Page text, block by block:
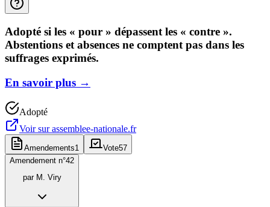
Adopté si les « pour » dépassent les « contre ».
Abstentions et absences ne comptent pas dans les
suffrages exprimés.
En savoir plus →
Adopté
Voir surassemblee-nationale.fr
Amendements1 Vote57
Amendement n°42
par M. Viry